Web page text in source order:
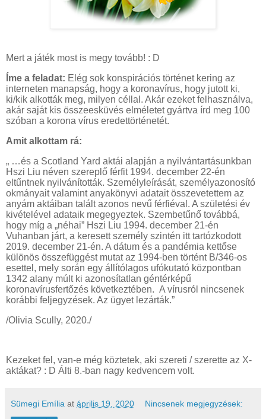
Mert a játék most is megy tovább! : D
Íme a feladat: Elég sok konspirációs történet kering az
interneten manapság, hogy a koronavírus, hogy jutott ki,
ki/kik alkották meg, milyen céllal. Akár ezeket felhasználva,
akár saját kis összeesküvés elméletet gyártva írd meg 100
szóban a korona vírus eredettörténetét.
Amit alkottam rá:
„ …és a Scotland Yard aktái alapján a nyilvántartásunkban
Hszi Liu néven szereplő férfit 1994. december 22-én
eltűntnek nyilvánították. Személyleírását, személyazonosító
okmányait valamint anyakönyvi adatait összevetettem az
anyám aktáiban talált azonos nevű férfiéval. A születési év
kivételével adataik megegyeztek. Szembetűnő továbbá,
hogy míg a „néhai” Hszi Liu 1994. december 21-én
Vuhanban járt, a keresett személy szintén itt tartózkodott
2019. december 21-én. A dátum és a pandémia kettőse
különös összefüggést mutat az 1994-ben történt B/346-os
esettel, mely során egy állítólagos ufókutató központban
1342 alany múlt ki azonosítatlan géntérképű
koronavírusfertőzés következtében. A vírusról nincsenek
korábbi feljegyzések. Az ügyet lezárták.”
/Olivia Scully, 2020./
Kezeket fel, van-e még köztetek, aki szereti / szerette az X-
aktákat? : D Álti 8.-ban nagy kedvencem volt.
Sümegi Emília at április 19, 2020 Nincsenek megjegyzések: